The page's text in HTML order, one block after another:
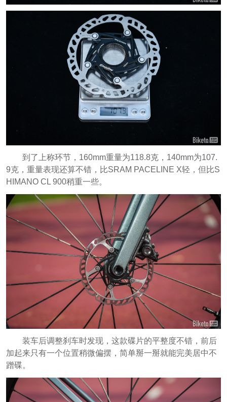
到了上称环节，160mm重量为118.8克，140mm为107.
9克，重量表现还算不错，比SRAM PACELINE X轻，但比S
HIMANO CL 900稍重一些。
装车后调整刹车时发现，这款碟片的平整度不错，前后
加起来只有一个位置稍微偏摆，简单掰一掰就能完美居中不
蹭碟。